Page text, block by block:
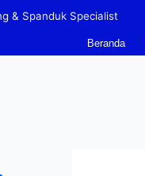
& Spanduk Specialist
Beranda